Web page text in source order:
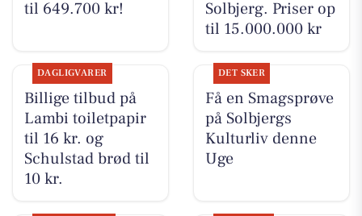
til 649.700 kr!
Solbjerg. Priser op
til 15.000.000 kr
DAGLIGVARER
Billige tilbud på
Lambi toiletpapir
til 16 kr. og
Schulstad brød til
10 kr.
DET SKER
Få en Smagsprøve
på Solbjergs
Kulturliv denne
Uge